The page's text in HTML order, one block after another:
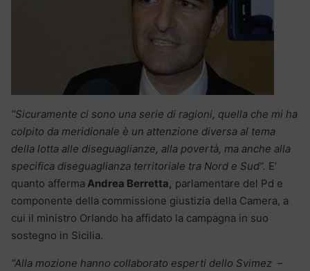
“Sicuramente ci sono una serie di ragioni, quella che mi ha
colpito da meridionale è un attenzione diversa al tema
della lotta alle diseguaglianze, alla povertà, ma anche alla
specifica diseguaglianza territoriale tra Nord e Sud”. E’
quanto afferma Andrea Berretta, parlamentare del Pd e
componente della commissione giustizia della Camera, a
cui il ministro Orlando ha affidato la campagna in suo
sostegno in Sicilia.
“Alla mozione hanno collaborato esperti dello Svimez –